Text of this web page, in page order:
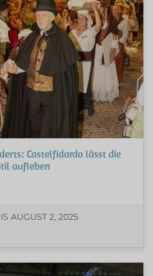
Castelfidardo lässt die
aufleben
AUGUST 2, 2025